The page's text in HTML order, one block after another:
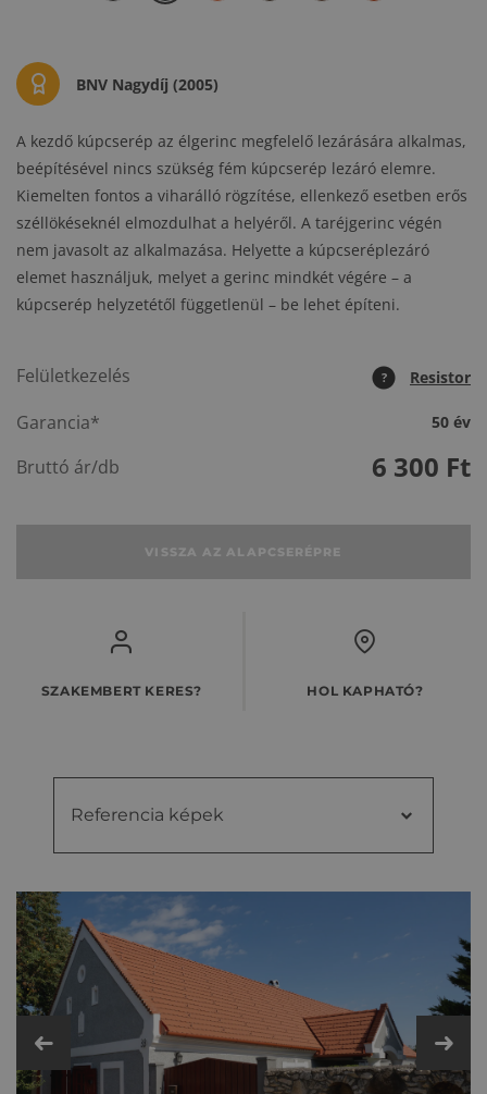
BNV Nagydíj (2005)
A kezdő kúpcserép az élgerinc megfelelő lezárására alkalmas,
beépítésével nincs szükség fém kúpcserép lezáró elemre.
Kiemelten fontos a viharálló rögzítése, ellenkező esetben erős
széllökéseknél elmozdulhat a helyéről. A taréjgerinc végén
nem javasolt az alkalmazása. Helyette a kúpcseréplezáró
elemet használjuk, melyet a gerinc mindkét végére – a
kúpcserép helyzetétől függetlenül – be lehet építeni.
Felületkezelés ? Resistor
Garancia* 50 év
Bruttó ár/db 6 300 Ft
VISSZA AZ ALAPCSERÉPRE
SZAKEMBERT KERES? HOL KAPHATÓ?
Referencia képek
Videók
Kiegészítő cseréptípusok
Fém- és műanyag kiegészítők
képek